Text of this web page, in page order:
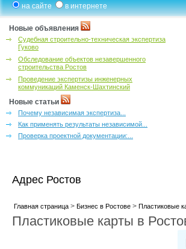
на сайте в интернете
Новые объявления
Судебная строительно-техническая экспертиза
Гуково
Обследование объектов незавершенного
строительства Ростов
Проведение экспертизы инженерных
коммуникаций Каменск-Шахтинский
Новые статьи
Почему независимая экспертиза...
Как применять результаты независимой...
Проверка проектной документации:...
Адрес Ростов
Главная страница> Бизнес в Ростове> Пластиковые
Пластиковые карты в